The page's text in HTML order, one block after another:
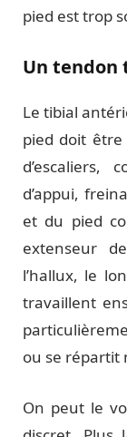
pied est trop
Un tendon
Le tibial
pied doit
d’escaliers,
d’appui,
et du pied
extenseur
l’hallux, le
travaillent
ou se répartit
On peut le